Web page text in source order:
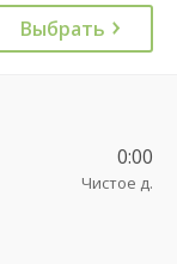
Выбрать
0:00
Чистое д.